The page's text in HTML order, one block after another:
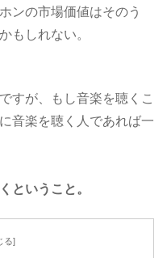
ンの市場価値はそのう
もしれない。
すが、もし音楽を聴くこ
音楽を聴く人であれば一
ということ。